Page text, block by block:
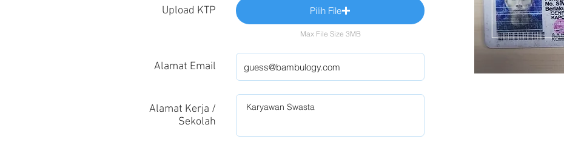
Upload KTP Pilih File
Max File Size 3MB
Alamat Email
Alamat Kerja /
Sekolah